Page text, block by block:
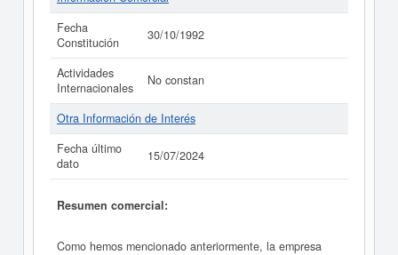
Fecha
Constitución
30/10/1992
Actividades
Internacionales
No constan
Otra Información de Interés
Fecha último
dato
15/07/2024
Resumen comercial:
Como hemos mencionado anteriormente, la empresa